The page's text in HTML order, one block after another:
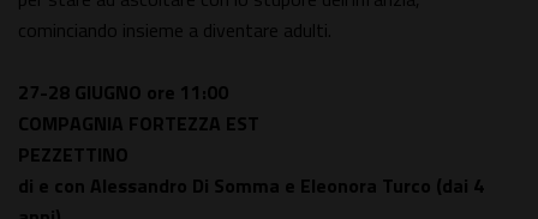
cominciando insieme a diventare adulti.
27-28 GIUGNO ore 11:00
COMPAGNIA FORTEZZA EST
PEZZETTINO
di e con Alessandro Di Somma e Eleonora Turco (dai 4